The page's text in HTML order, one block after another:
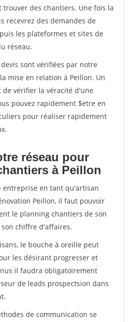
trouver des chantiers. Une fois la
recevrez des demandes de
les plateformes et sites de
réseau.
sont vérifiées par notre
mise en relation à Peillon. Un
vérifier la véracité d'une
pouvez rapidement $etre en
pour réaliser rapidement
réseau pour
à Peillon
entreprise en tant qu'artisan
Peillon, il faut pouvoir
le planning chantiers de son
chiffre d'affaires.
le bouche à oreille peut
les désirant progresser et
il faudra obligatoirement
de leads prospectsion dans
de communication se